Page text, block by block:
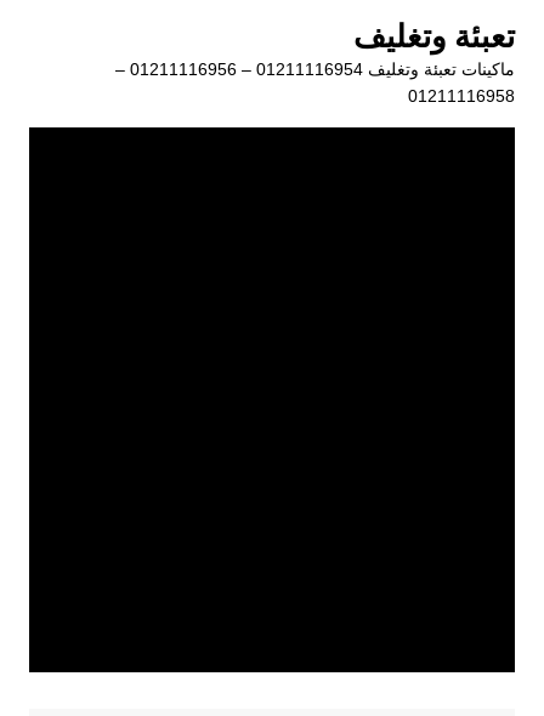
المحتوى
تعبئة وتغليف
ماكينات تعبئة وتغليف 01211116954 – 01211116956 –
01211116958